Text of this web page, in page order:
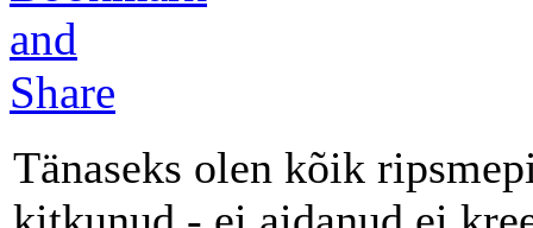
Tänaseks olen kõik